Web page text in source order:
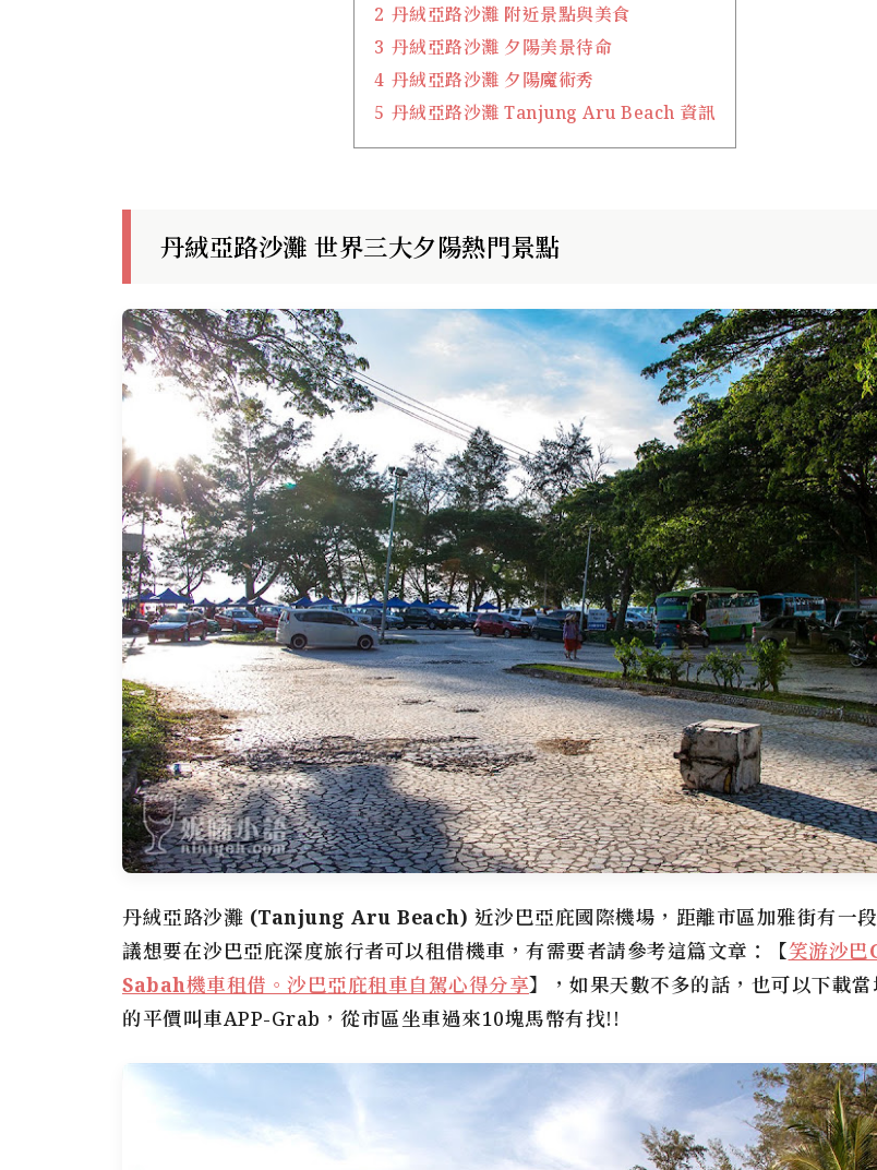
2 丹絨亞路沙灘 附近景點與美食
3 丹絨亞路沙灘 夕陽美景待命
4 丹絨亞路沙灘 夕陽魔術秀
5 丹絨亞路沙灘 Tanjung Aru Beach 資訊
丹絨亞路沙灘 世界三大夕陽熱門景點
丹絨亞路沙灘 (Tanjung Aru Beach) 近沙巴亞庇國際機場，距離市區加雅街有一
議想要在沙巴亞庇深度旅行者可以租借機車，有需要者請參考這篇文章：
【笑游沙巴
Sabah機車租借。沙巴亞庇租車自駕心得分享】， 如果天數不多的話，也可以下載當
的平價叫車APP-Grab，從市區坐車過來10塊馬幣有找!!